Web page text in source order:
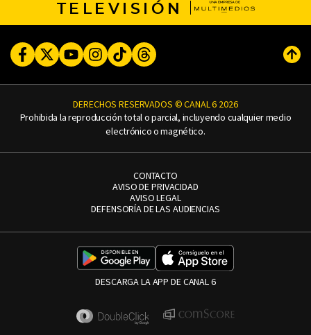
TELEVISIÓN
FacebookTwitterYoutubeInstagram
TikTokThreads
DERECHOS RESERVADOS © CANAL 6 2026
Prohibida la reproducción total o parcial, incluyendo cualquier medio
electrónico o magnético.
CONTACTO
AVISO DE PRIVACIDAD
AVISO LEGAL
DEFENSORÍA DE LAS AUDIENCIAS
DESCARGA LA APP DE CANAL 6